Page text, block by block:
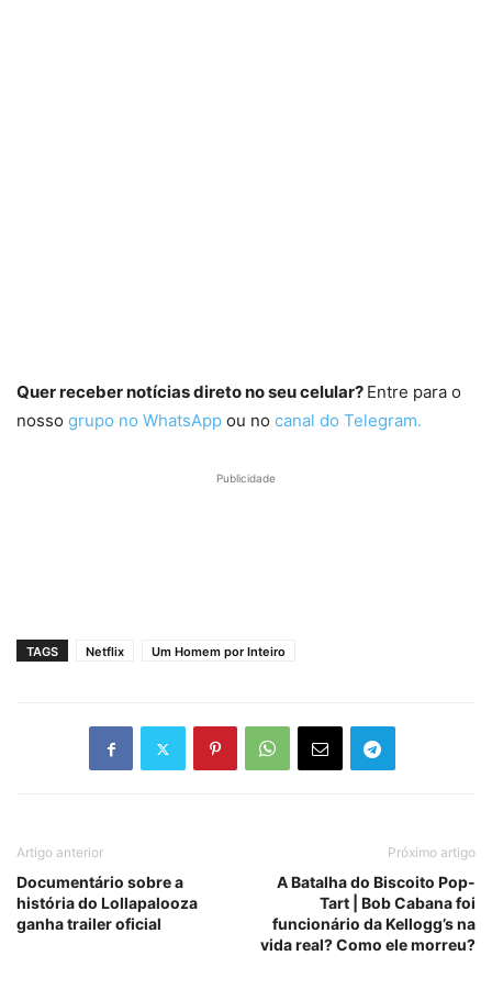
Quer receber notícias direto no seu celular? Entre para o
nosso grupo no WhatsApp ou no canal do Telegram.
Publicidade
TAGS Netflix Um Homem por Inteiro
Artigo anterior
Documentário sobre a
história do Lollapalooza
ganha trailer oficial
Próximo artigo
A Batalha do Biscoito Pop-
Tart | Bob Cabana foi
funcionário da Kellogg’s na
vida real? Como ele morreu?